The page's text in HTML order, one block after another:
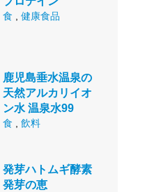
食 健康食品
鹿児島垂水温泉の
天然アルカリイオ
ン水 温泉水99
食 飲料
発芽ハトムギ酵素
発芽の恵